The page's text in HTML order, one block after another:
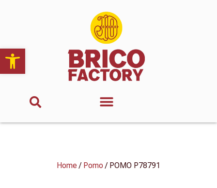
Abrir barra de herramientas
Home/ Pomo/ POMO P78791